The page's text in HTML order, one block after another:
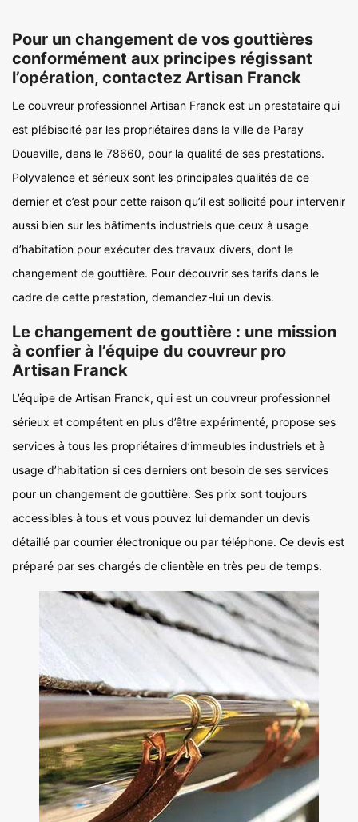
Pour un changement de vos gouttières
conformément aux principes régissant
l’opération, contactez Artisan Franck
Le couvreur professionnel Artisan Franck est un prestataire qui
est plébiscité par les propriétaires dans la ville de Paray
Douaville, dans le 78660, pour la qualité de ses prestations.
Polyvalence et sérieux sont les principales qualités de ce
dernier et c’est pour cette raison qu’il est sollicité pour intervenir
aussi bien sur les bâtiments industriels que ceux à usage
d’habitation pour exécuter des travaux divers, dont le
changement de gouttière. Pour découvrir ses tarifs dans le
cadre de cette prestation, demandez-lui un devis.
Le changement de gouttière : une mission
à confier à l’équipe du couvreur pro
Artisan Franck
L’équipe de Artisan Franck, qui est un couvreur professionnel
sérieux et compétent en plus d’être expérimenté, propose ses
services à tous les propriétaires d’immeubles industriels et à
usage d’habitation si ces derniers ont besoin de ses services
pour un changement de gouttière. Ses prix sont toujours
accessibles à tous et vous pouvez lui demander un devis
détaillé par courrier électronique ou par téléphone. Ce devis est
préparé par ses chargés de clientèle en très peu de temps.